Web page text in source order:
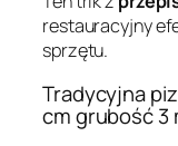
restauracyjny
sprzętu.
Tradycyjna
cm grubość 3